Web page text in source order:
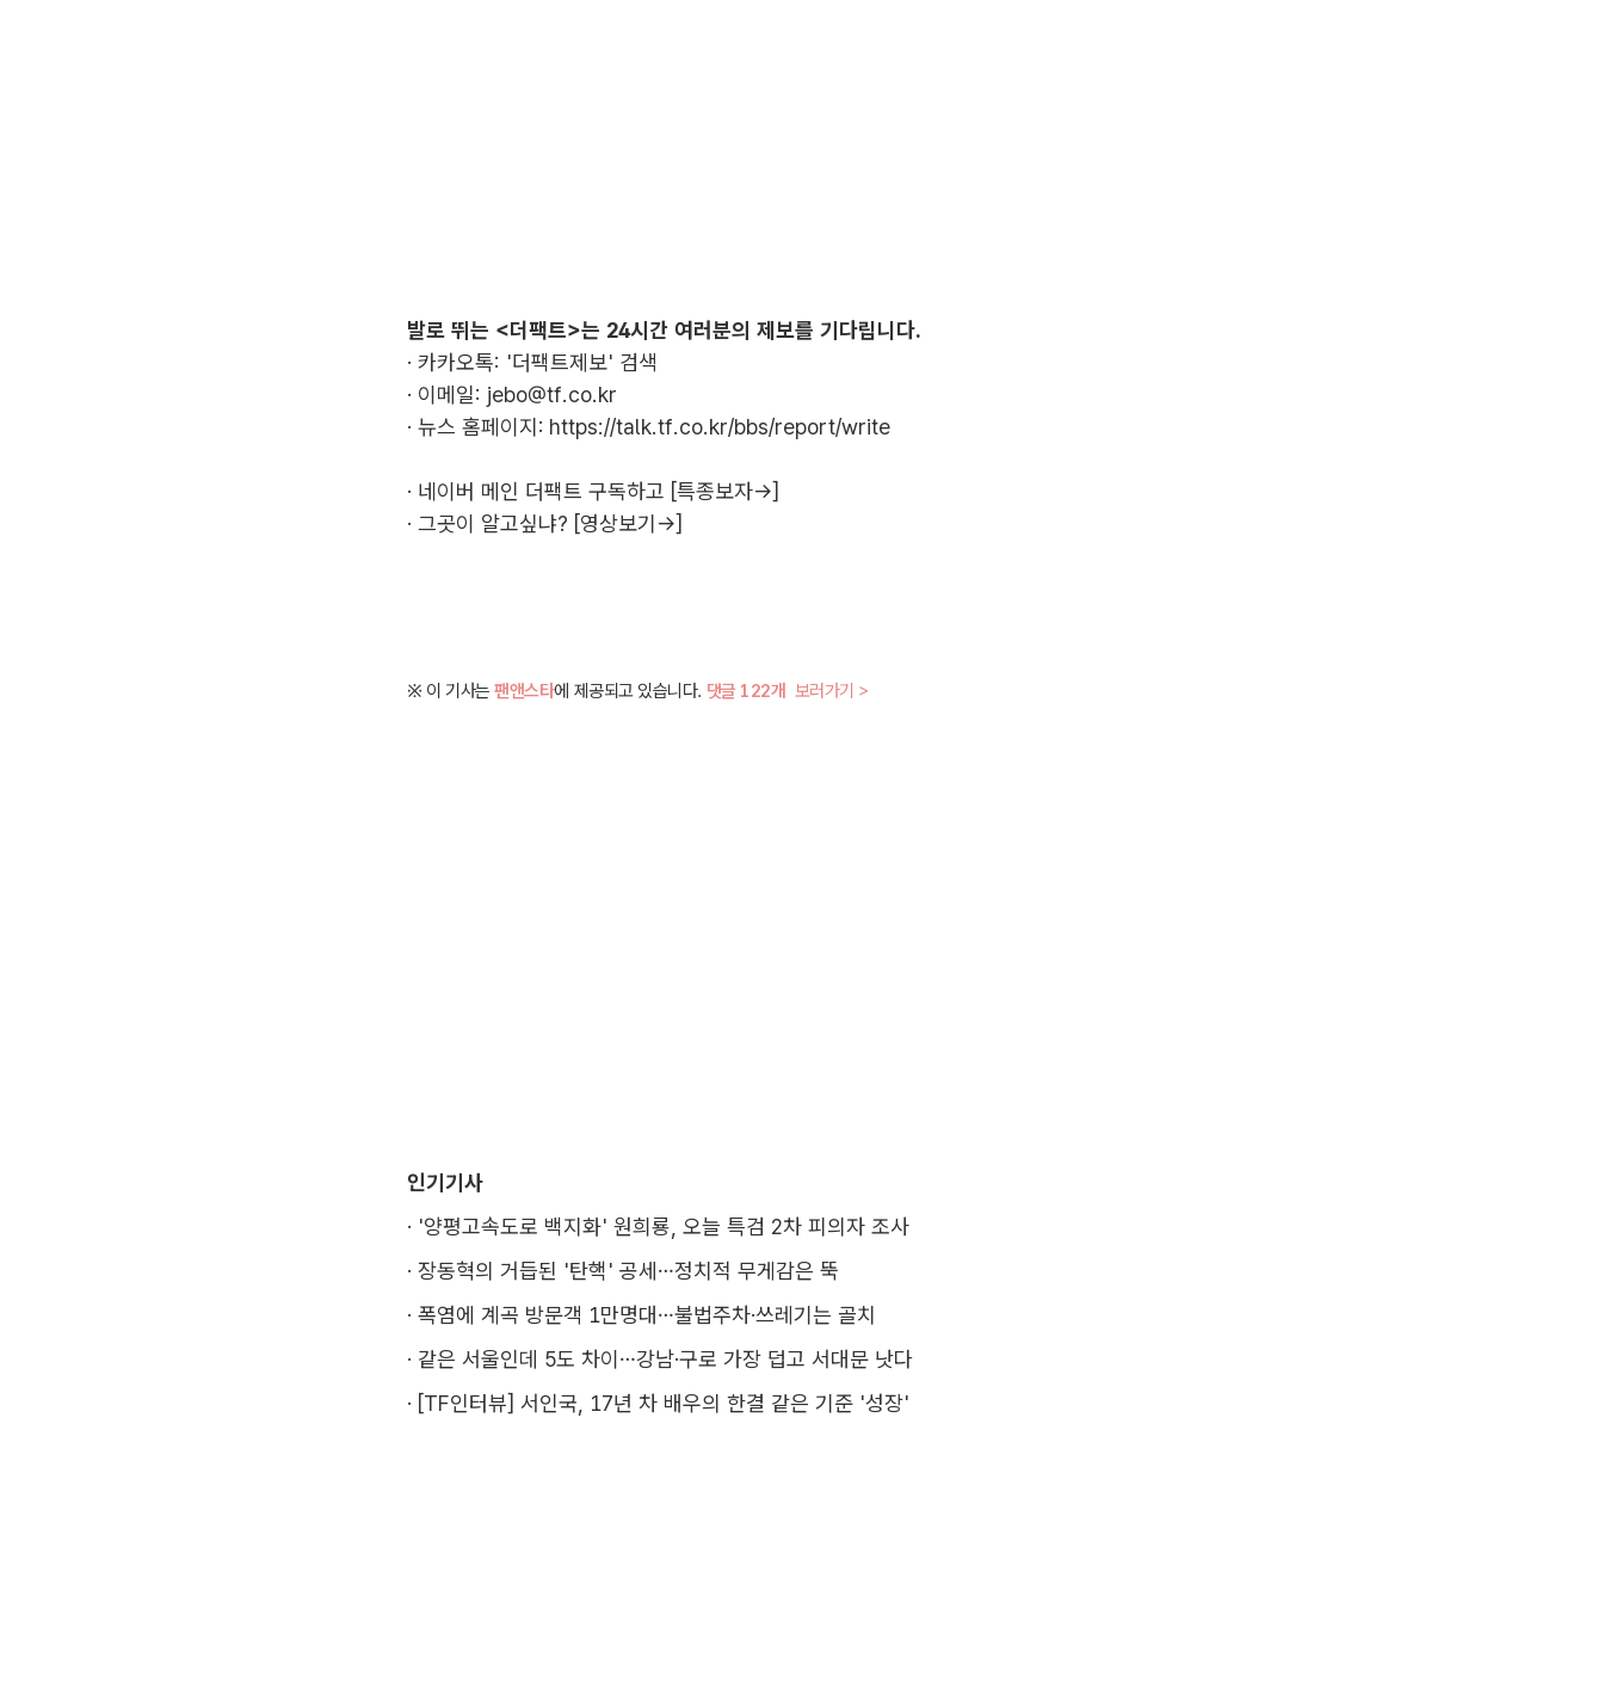
발로 뛰는 <더팩트>는 24시간 여러분의 제보를 기다립니다.
· 카카오톡: '더팩트제보' 검색
· 이메일: jebo@tf.co.kr
· 뉴스 홈페이지: https://talk.tf.co.kr/bbs/report/write
· 네이버 메인 더팩트 구독하고 [특종보자→]
· 그곳이 알고싶냐? [영상보기→]
※ 이 기사는팬앤스타에 제공되고 있습니다. 댓글 122개 보러가기 >
인기기사
· '양평고속도로 백지화' 원희룡, 오늘 특검 2차 피의자 조사
· 장동혁의 거듭된 '탄핵' 공세…정치적 무게감은 뚝
· 폭염에 계곡 방문객 1만명대…불법주차·쓰레기는 골치
· 같은 서울인데 5도 차이…강남·구로 가장 덥고 서대문 낫다
· [TF인터뷰] 서인국, 17년 차 배우의 한결 같은 기준 '성장'